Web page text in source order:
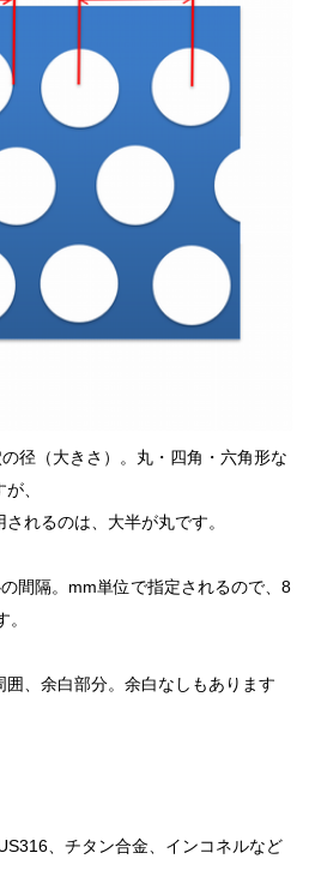
の径（大きさ）。丸・四角・六角形な
、
れるのは、大半が丸です。
の間隔。mm単位で指定されるので、8
、余白部分。余白なしもあります
、チタン合金、インコネルなど